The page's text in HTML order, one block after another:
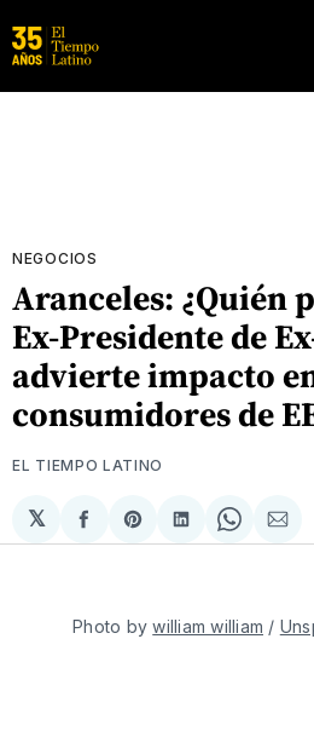
NEGOCIOS
Aranceles: ¿Quién
Ex-Presidente de
advierte impacto
consumidores de
EL TIEMPO LATINO
𝕏
Compartir
en
Share
on
Compartir
en
Share
on
via
Photo by william william /